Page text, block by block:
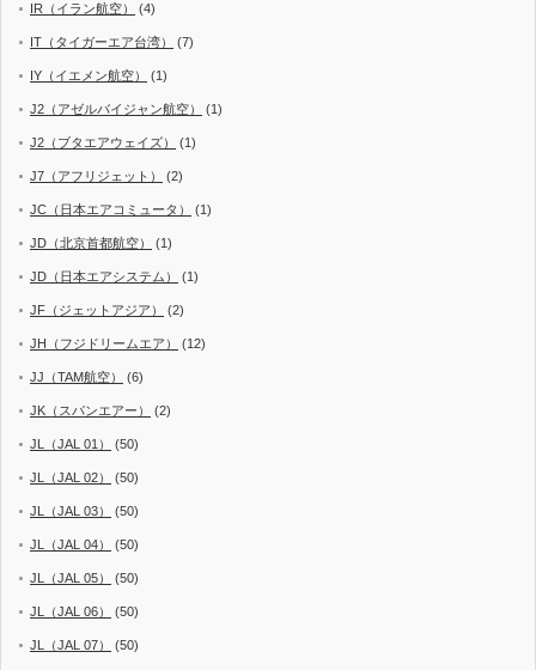
IR（イラン航空） (4)
IT（タイガーエア台湾） (7)
IY（イエメン航空） (1)
J2（アゼルバイジャン航空） (1)
J2（ブタエアウェイズ） (1)
J7（アフリジェット） (2)
JC（日本エアコミュータ） (1)
JD（北京首都航空） (1)
JD（日本エアシステム） (1)
JF（ジェットアジア） (2)
JH（フジドリームエア） (12)
JJ（TAM航空） (6)
JK（スパンエアー） (2)
JL（JAL 01） (50)
JL（JAL 02） (50)
JL（JAL 03） (50)
JL（JAL 04） (50)
JL（JAL 05） (50)
JL（JAL 06） (50)
JL（JAL 07） (50)